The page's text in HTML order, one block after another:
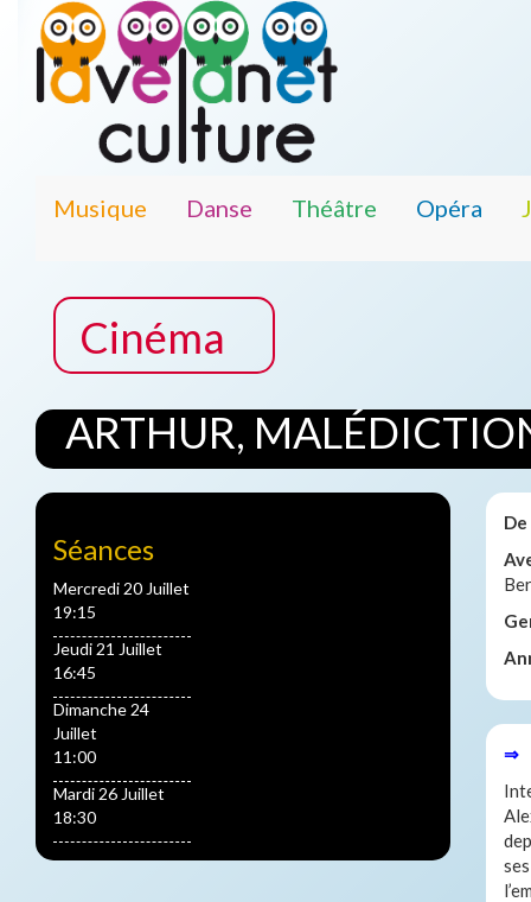
Musique Danse Théâtre Opéra
Cinéma
ARTHUR,
Séances
Mercredi 20 Juillet
19:15
Jeudi 21 Juillet
16:45
Dimanche 24
Juillet
11:00
Mardi 26 Juillet
18:30
De
⇒